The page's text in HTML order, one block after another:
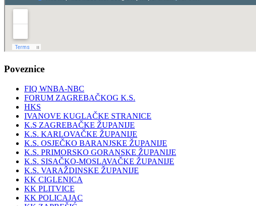
Poveznice
FIQ WNBA-NBC
FORUM ZAGREBAČKOG K.S.
HKS
IVANOVE KUGLAČKE STRANICE
K.S ZAGREBAČKE ŽUPANIJE
K.S. KARLOVAČKE ŽUPANIJE
K.S. OSJEČKO BARANJSKE ŽUPANIJE
K.S. PRIMORSKO GORANSKE ŽUPANIJE
K.S. SISAČKO-MOSLAVAČKE ŽUPANIJE
K.S. VARAŽDINSKE ŽUPANIJE
KK CIGLENICA
KK PLITVICE
KK POLICAJAC